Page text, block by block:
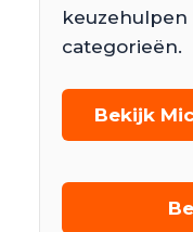
categorieën.
Bekijk